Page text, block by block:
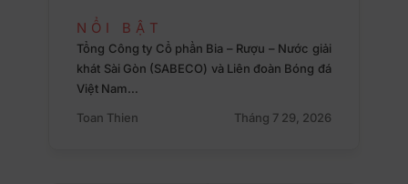
NỔI BẬT
Tổng Công ty Cổ phần Bia – Rượu – Nước giải
khát Sài Gòn (SABECO) và Liên đoàn Bóng đá
Việt Nam…
Toan Thien
Tháng 7 29, 2026